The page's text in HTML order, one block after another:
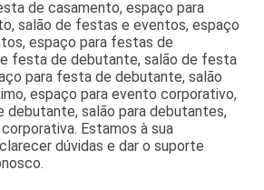
de casamento, espaço para
salão de festas e eventos, espaço
espaço para festas de
festa de debutante, salão de festa
para festa de debutante, salão
espaço para evento corporativo,
debutante, salão para debutantes,
Estamos à sua
dúvidas e dar o suporte